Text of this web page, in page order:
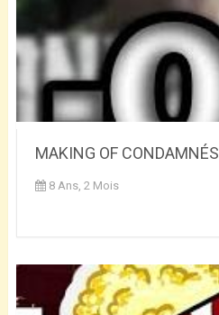
MAKING OF CONDAMNÉS
8 Ans, 2 Mois